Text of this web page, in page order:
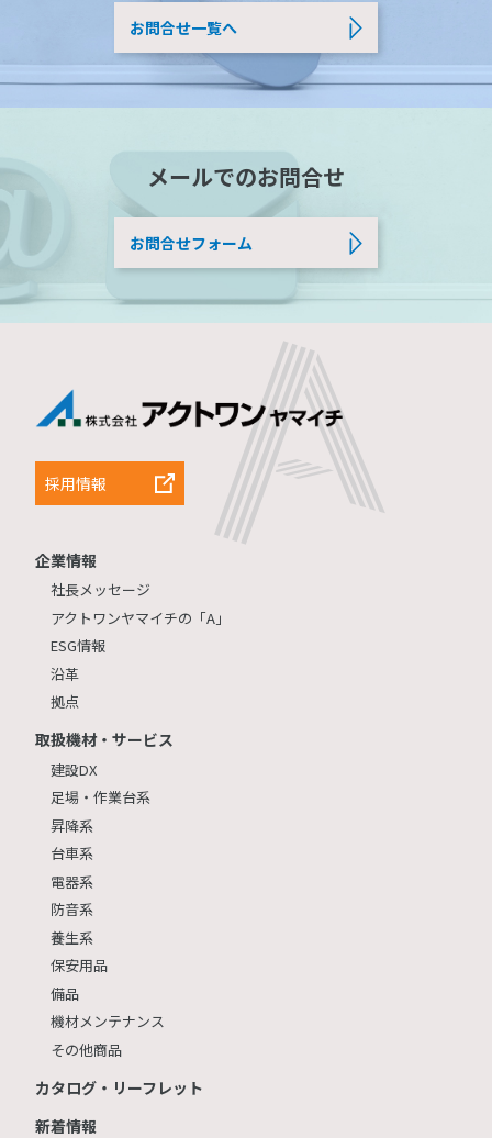
お問合せ一覧へ
メールでのお問合せ
お問合せフォーム
採用情報
企業情報
社長メッセージ
アクトワンヤマイチの「A」
ESG情報
沿革
拠点
取扱機材・サービス
建設DX
足場・作業台系
昇降系
台車系
電器系
防音系
養生系
保安用品
備品
機材メンテナンス
その他商品
カタログ・リーフレット
新着情報